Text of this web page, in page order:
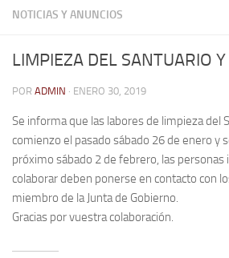
NOTICIAS Y ANUNCIOS
LIMPIEZA DEL SANTUARIO
POR ADMIN · ENERO 30, 2019
Se informa que las labores de limpieza del
comienzo el pasado sábado 26 de enero y
próximo sábado 2 de febrero, las personas
colaborar deben ponerse en contacto con
miembro de la Junta de Gobierno.
Gracias por vuestra colaboración.